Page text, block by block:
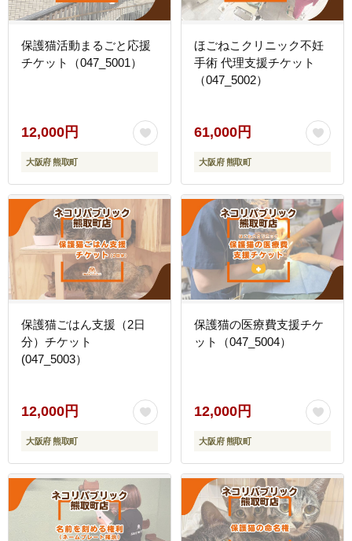
保護猫活動まるごと応援
チケット（047_5001）
12,000円
大阪府 熊取町
ほごねこクリニック不妊
手術 代理支援チケット
（047_5002）
61,000円
大阪府 熊取町
保護猫ごはん支援（2日
分）チケット
(047_5003）
12,000円
大阪府 熊取町
保護猫の医療費支援チケ
ット（047_5004）
12,000円
大阪府 熊取町